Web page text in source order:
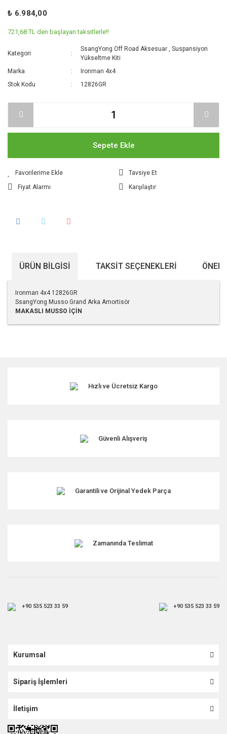
₺ 6.984,00
721,68 TL den başlayan taksitlerle!!
Kategori
SsangYong Off Road Aksesuar ,Suspansiyon
Yükseltme Kiti
Marka
Ironman 4x4
Stok Kodu
12826GR
Sepete Ekle
Tavsiye Et
Fiyat Alarmı
Karşılaştır
ÜRÜN BILGISI TAKSIT SEÇENEKLERI
Ironman 4x4 12826GR
SsangYong Musso Grand Arka Amortisör
MAKASLI MUSSO İÇİN
Ürün resmi kalitesiz, bozuk veya görüntülenemiyor.
Ürün fiyatı diğer sitelerden daha pahalı.
Hızlı ve Ücretsiz Kargo
Güvenli Alışveriş
Garantili ve Orijinal Yedek Parça
Zamanında Teslimat
+90 535 523 33 59 +90 535 523 33 59
Kurumsal
Sipariş İşlemleri
İletişim